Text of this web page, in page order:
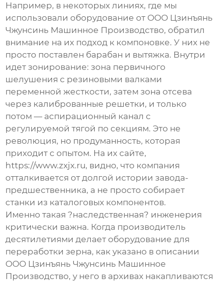
Например, в некоторых линиях, где мы
использовали оборудование от ООО Цзинъянь
Чжунсинь Машинное Производство, обратил
внимание на их подход к компоновке. У них не
просто поставлен барабан и вытяжка. Внутри
идет зонирование: зона первичного
шелушения с резиновыми валками
переменной жесткости, затем зона отсева
через калиброванные решетки, и только
потом — аспирационный канал с
регулируемой тягой по секциям. Это не
революция, но продуманность, которая
приходит с опытом. На их сайте,
https://www.zxjx.ru, видно, что компания
отталкивается от долгой истории завода-
предшественника, а не просто собирает
станки из каталоговых компонентов.
Именно такая ?наследственная? инженерия
критически важна. Когда производитель
десятилетиями делает оборудование для
переработки зерна, как указано в описании
ООО Цзинъянь Чжунсинь Машинное
Производство, у него в архивах накапливаются